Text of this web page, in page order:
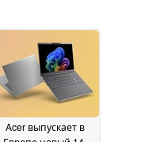
Acer выпускает в